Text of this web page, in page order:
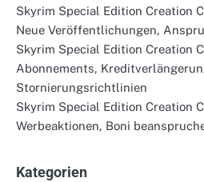
Skyrim Special Edition Creation
Neue Veröffentlichungen,
Skyrim Special Edition Creation
Abonnements,
Stornierungsrichtlinien
Skyrim Special Edition Creation
Werbeaktionen, Boni
Kategorien